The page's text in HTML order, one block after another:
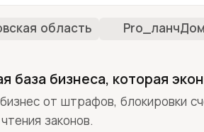
область
база бизнеса, которая
от штрафов, блокировки
законов.